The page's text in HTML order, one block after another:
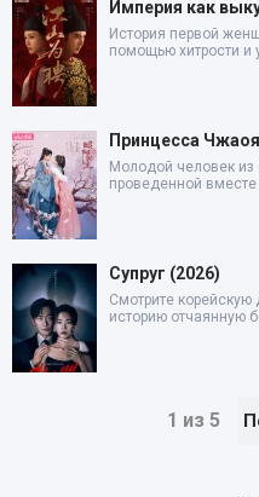
Империя как
История первой
помощью хитрости и
Принцесса
Молодой человек
проведенной вместе
Супруг (2026)
Смотрите корейскую
историю отчаянную
1 из 5